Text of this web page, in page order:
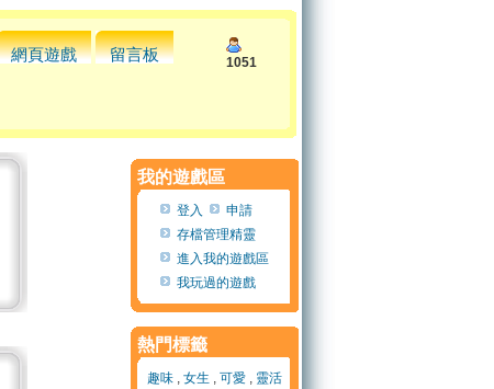
網頁遊戲 留言板 1051
我的遊戲區
登入
申請
存檔管理精靈
進入我的遊戲區
我玩過的遊戲
熱門標籤
趣味, 女生 , 可愛, 靈活